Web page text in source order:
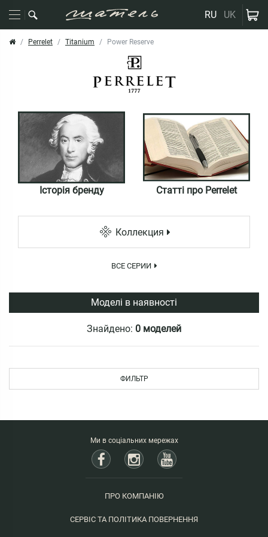
RU UK
Perrelet Titanium Power Reserve
Історія бренду Статті про Perrelet
Коллекция
ВСЕ СЕРИИ
Моделі в наявності
Знайдено: 0 моделей
ФИЛЬТР
Ми в соціальних мережах
ПРО КОМПАНІЮ
СЕРВІС ТА ПОЛІТИКА ПОВЕРНЕННЯ